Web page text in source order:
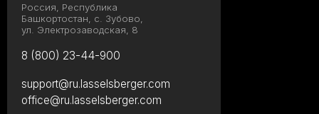
Россия, Республика
Башкортостан, с. Зубово,
ул. Электрозаводская, 8
8 (800) 23-44-900
support@ru.lasselsberger.com
office@ru.lasselsberger.com